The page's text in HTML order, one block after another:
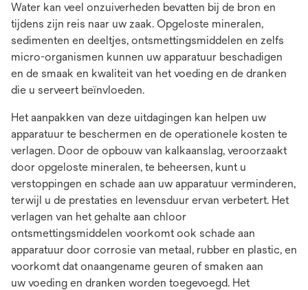
Water kan veel onzuiverheden bevatten bij de bron en
tijdens zijn reis naar uw zaak. Opgeloste mineralen,
sedimenten en deeltjes, ontsmettingsmiddelen en zelfs
micro-organismen kunnen uw apparatuur beschadigen
en de smaak en kwaliteit van het voeding en de dranken
die u serveert beïnvloeden.
Het aanpakken van deze uitdagingen kan helpen uw
apparatuur te beschermen en de operationele kosten te
verlagen. Door de opbouw van kalkaanslag, veroorzaakt
door opgeloste mineralen, te beheersen, kunt u
verstoppingen en schade aan uw apparatuur verminderen,
terwijl u de prestaties en levensduur ervan verbetert. Het
verlagen van het gehalte aan chloor
ontsmettingsmiddelen voorkomt ook schade aan
apparatuur door corrosie van metaal, rubber en plastic, en
voorkomt dat onaangename geuren of smaken aan
uw voeding en dranken worden toegevoegd. Het